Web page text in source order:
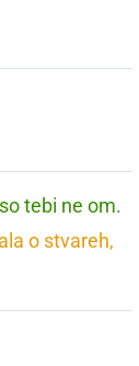
tebi ne om.
o stvareh,